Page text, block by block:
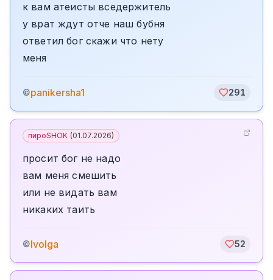
к вам атеисты вседержитель
у врат ждут отче наш бубня
ответил бог скажи что нету
меня
©panikersha1 291
пироSHOK (01.07.2026)
просит бог не надо
вам меня смешить
или не видать вам
никаких таить
©Ivolga 52